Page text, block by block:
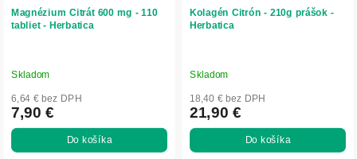
d
u
o
v
Magnézium Citrát 600 mg - 110
tabliet - Herbatica
Skladom
6,64 € bez DPH
7,90 €
Do košíka
Kolagén Citrón - 210g prášok -
Herbatica
Skladom
18,40 € bez DPH
21,90 €
Do košíka